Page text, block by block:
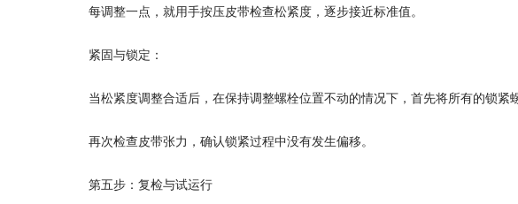
每调整一点，就用手按压皮带检查松紧度，逐步接近标准值。
紧固与锁定：
当松紧度调整合适后，在保持调整螺栓位置不动的情况下，首先将所有的锁紧
再次检查皮带张力，确认锁紧过程中没有发生偏移。
第五步：复检与试运行